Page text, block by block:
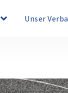
keyboard_arrow_down Unser